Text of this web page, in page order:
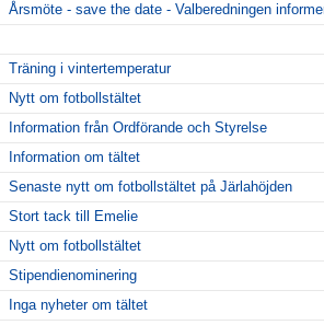
Årsmöte - save the date - Valberedningen
Träning i vintertemperatur
Nytt om fotbollstältet
Information från Ordförande och Styrelse
Information om tältet
Senaste nytt om fotbollstältet på Järlahöjden
Stort tack till Emelie
Nytt om fotbollstältet
Stipendienominering
Inga nyheter om tältet